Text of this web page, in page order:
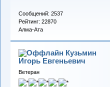
Сообщений: 2537
Рейтинг: 22870
Алма-Ата
Кузьмин
Игорь Евгеньевич
Ветеран